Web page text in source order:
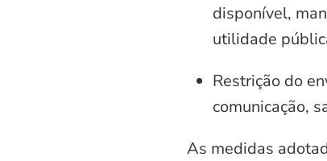
disponível,
utilidade
Restrição do
comunicação,
As medidas